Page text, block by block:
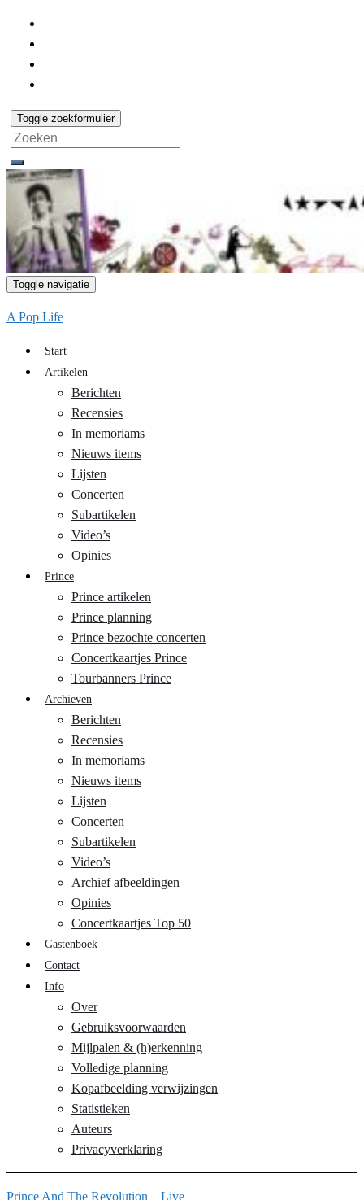
Toggle zoekformulier
Search
for:
Toggle navigatie
A Pop Life
Start
Artikelen
Berichten
Recensies
In memoriams
Nieuws items
Lijsten
Concerten
Subartikelen
Video’s
Opinies
Prince
Prince artikelen
Prince planning
Prince bezochte concerten
Concertkaartjes Prince
Tourbanners Prince
Archieven
Berichten
Recensies
In memoriams
Nieuws items
Lijsten
Concerten
Subartikelen
Video’s
Archief afbeeldingen
Opinies
Concertkaartjes Top 50
Gastenboek
Contact
Info
Over
Gebruiksvoorwaarden
Mijlpalen & (h)erkenning
Volledige planning
Kopafbeelding verwijzingen
Statistieken
Auteurs
Privacyverklaring
Prince And The Revolution – Live